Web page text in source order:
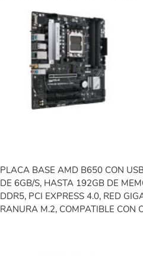
PLACA BASE AMD B650 CON
DE 6GB/S, HASTA 192GB DE
DDR5, PCI EXPRESS 4.0, RED
RANURA M.2, COMPATIBLE CON